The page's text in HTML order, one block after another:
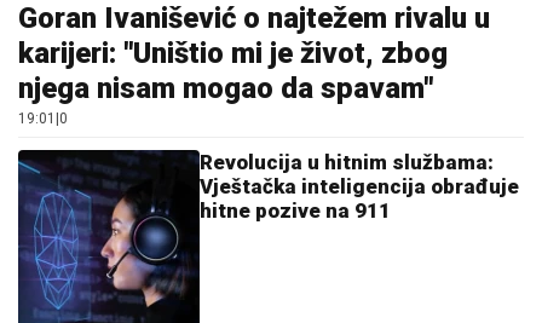
Goran Ivanišević o najtežem rivalu u
karijeri: "Uništio mi je život, zbog
njega nisam mogao da spavam"
19:01 0
Revolucija u hitnim službama:
Vještačka inteligencija obrađuje
hitne pozive na 911